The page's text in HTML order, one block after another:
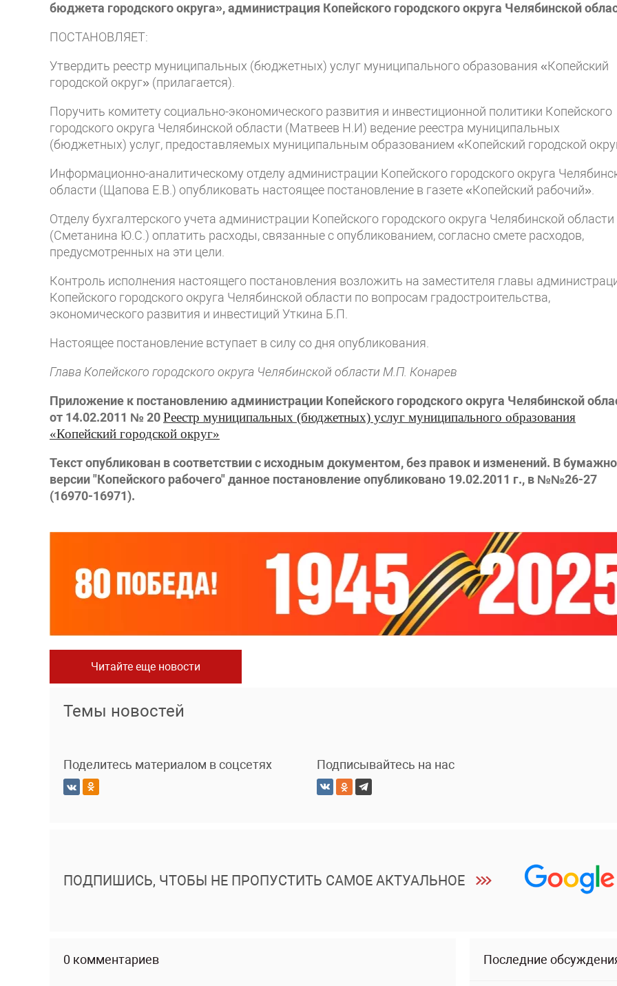
бюджета городского округа», администрация Копейского городского округа Челябинской
ПОСТАНОВЛЯЕТ:
Утвердить реестр муниципальных (бюджетных) услуг муниципального образования «Копейский
городской округ» (прилагается).
Поручить комитету социально-экономического развития и инвестиционной политики Копейского
городского округа Челябинской области (Матвеев Н.И) ведение реестра муниципальных
(бюджетных) услуг, предоставляемых муниципальным образованием «Копейский городской
Информационно-аналитическому отделу администрации Копейского городского округа
области (Щапова Е.В.) опубликовать настоящее постановление в газете «Копейский рабочий».
Отделу бухгалтерского учета администрации Копейского городского округа Челябинской области
(Сметанина Ю.С.) оплатить расходы, связанные с опубликованием, согласно смете расходов,
предусмотренных на эти цели.
Контроль исполнения настоящего постановления возложить на заместителя главы
Копейского городского округа Челябинской области по вопросам градостроительства,
экономического развития и инвестиций Уткина Б.П.
Настоящее постановление вступает в силу со дня опубликования.
Глава Копейского городского округа Челябинской области М.П. Конарев
Приложение к постановлению администрации Копейского городского округа Челябинской
от 14.02.2011 № 20Реестр муниципальных (бюджетных) услуг муниципального образования
«Копейский городской округ»
Текст опубликован в соответствии с исходным документом, без правок и изменений. В
версии "Копейского рабочего" данное постановление опубликовано 19.02.2011 г., в №№26-27
(16970-16971).
Читайте еще новости
Темы новостей
Поделитесь материалом в соцсетях Подписывайтесь на нас
ПОДПИШИСЬ, ЧТОБЫ НЕ ПРОПУСТИТЬ САМОЕ АКТУАЛЬНОЕ
0 комментариев Последние